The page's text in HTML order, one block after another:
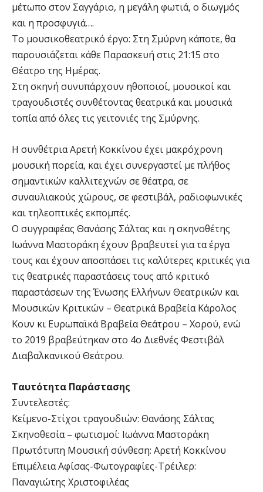
μέτωπο στον Σαγγάριο, η μεγάλη φωτιά, ο διωγμός
και η προσφυγιά….
Το μουσικοθεατρικό έργο: Στη Σμύρνη κάποτε, θα
παρουσιάζεται κάθε Παρασκευή στις 21:15 στο
Θέατρο της Ημέρας.
Στη σκηνή συνυπάρχουν ηθοποιοί, μουσικοί και
τραγουδιστές συνθέτοντας θεατρικά και μουσικά
τοπία από όλες τις γειτονιές της Σμύρνης.
Η συνθέτρια Αρετή Κοκκίνου έχει μακρόχρονη
μουσική πορεία, και έχει συνεργαστεί με πλήθος
σημαντικών καλλιτεχνών σε θέατρα, σε
συναυλιακούς χώρους, σε φεστιβάλ, ραδιοφωνικές
και τηλεοπτικές εκπομπές.
Ο συγγραφέας Θανάσης Σάλτας και η σκηνοθέτης
Ιωάννα Μαστοράκη έχουν βραβευτεί για τα έργα
τους και έχουν αποσπάσει τις καλύτερες κριτικές για
τις θεατρικές παραστάσεις τους από κριτικό
παραστάσεων της Ένωσης Ελλήνων Θεατρικών και
Μουσικών Κριτικών – Θεατρικά Βραβεία Κάρολος
Κουν κι Ευρωπαϊκά Βραβεία Θεάτρου – Χορού, ενώ
το 2019 βραβεύτηκαν στο 4ο Διεθνές Φεστιβάλ
Διαβαλκανικού Θεάτρου.
Ταυτότητα Παράστασης
Συντελεστές:
Κείμενο-Στίχοι τραγουδιών: Θανάσης Σάλτας
Σκηνοθεσία – φωτισμοί: Ιωάννα Μαστοράκη
Πρωτότυπη Μουσική σύνθεση: Αρετή Κοκκίνου
Επιμέλεια Αφίσας-Φωτογραφίες-Τρέιλερ:
Παναγιώτης Χριστοφιλέας